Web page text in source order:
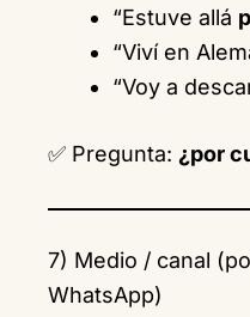
“Estuve allá
“Viví en
“Voy a
✅ Pregunta: ¿por
7) Medio / canal
WhatsApp)